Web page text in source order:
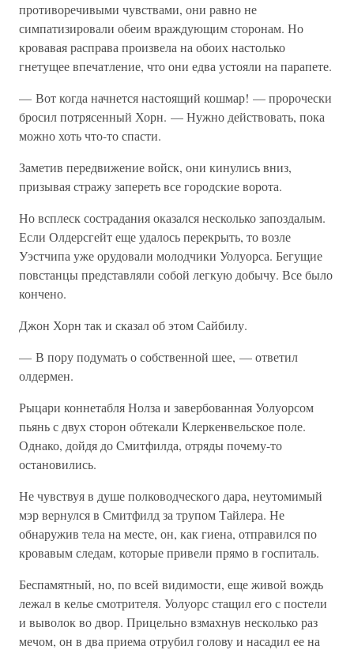
противоречивыми чувствами, они равно не
симпатизировали обеим враждующим сторонам. Но
кровавая расправа произвела на обоих настолько
гнетущее впечатление, что они едва устояли на парапете.
— Вот когда начнется настоящий кошмар! — пророчески
бросил потрясенный Хорн. — Нужно действовать, пока
можно хоть что-то спасти.
Заметив передвижение войск, они кинулись вниз,
призывая стражу запереть все городские ворота.
Но всплеск сострадания оказался несколько запоздалым.
Если Олдерсгейт еще удалось перекрыть, то возле
Уэстчипа уже орудовали молодчики Уолуорса. Бегущие
повстанцы представляли собой легкую добычу. Все было
кончено.
Джон Хорн так и сказал об этом Сайбилу.
— В пору подумать о собственной шее, — ответил
олдермен.
Рыцари коннетабля Нолза и завербованная Уолуорсом
пьянь с двух сторон обтекали Клеркенвельское поле.
Однако, дойдя до Смитфилда, отряды почему-то
остановились.
Не чувствуя в душе полководческого дара, неутомимый
мэр вернулся в Смитфилд за трупом Тайлера. Не
обнаружив тела на месте, он, как гиена, отправился по
кровавым следам, которые привели прямо в госпиталь.
Беспамятный, но, по всей видимости, еще живой вождь
лежал в келье смотрителя. Уолуорс стащил его с постели
и выволок во двор. Прицельно взмахнув несколько раз
мечом, он в два приема отрубил голову и насадил ее на